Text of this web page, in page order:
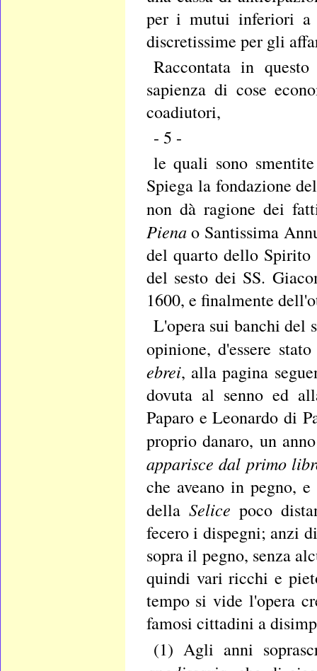
per i mutui inferiori a
discretissime per gli
Raccontata in
sapienza di cose
coadiutori,
- 5 -
le quali sono
Spiega la fondazione
non dà ragione dei
Pienao Santissima
del quarto dello Spirito
del sesto dei SS.
1600, e finalmente
L'opera sui banchi del
opinione, d'essere
ebrei, alla pagina
dovuta al senno ed
Paparo e Leonardo di
proprio danaro, un
apparisce dal primo
che aveano in pegno,
dellaSelice poco
fecero i dispegni; anzi
sopra il pegno, senza
quindi vari ricchi e
tempo si vide l'opera
famosi cittadini a
(1) Agli anni